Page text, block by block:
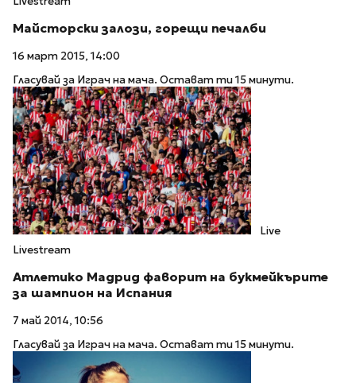
Майсторски залози, горещи печалби
16 март 2015, 14:00
Гласувай за Играч на мача. Остават ти 15 минути.
Live
Livestream
Атлетико Мадрид фаворит на букмейкърите
за шампион на Испания
7 май 2014, 10:56
Гласувай за Играч на мача. Остават ти 15 минути.